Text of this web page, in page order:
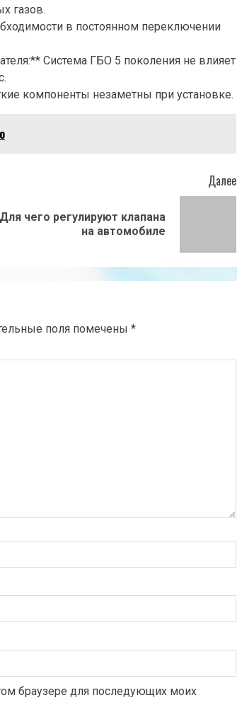
газов.
в постоянном переключении
Система ГБО 5 поколения не влияет
компоненты незаметны при установке.
Предыдущая
Далее
Следующая
Для чего регулируют клапана
на автомобиле
поля помечены *
браузере для последующих моих